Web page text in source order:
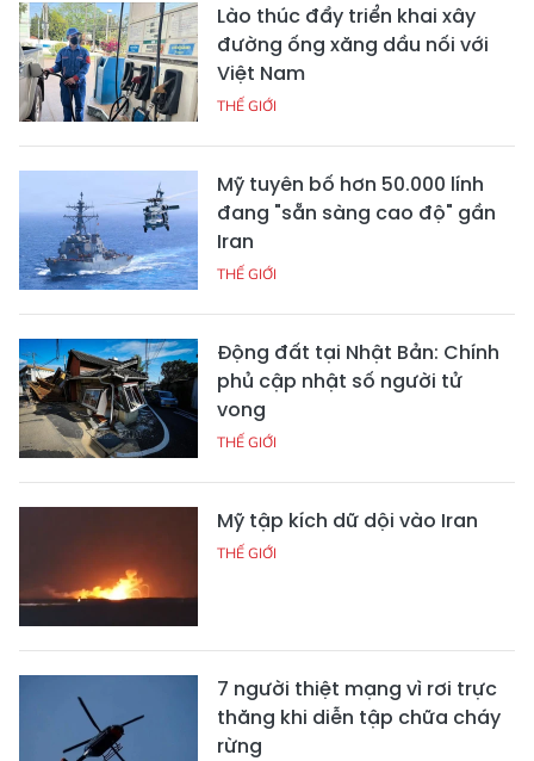
Lào thúc đẩy triển khai xây
đường ống xăng dầu nối với
Việt Nam
THẾ GIỚI
Mỹ tuyên bố hơn 50.000 lính
đang "sẵn sàng cao độ" gần
Iran
THẾ GIỚI
Động đất tại Nhật Bản: Chính
phủ cập nhật số người tử
vong
THẾ GIỚI
Mỹ tập kích dữ dội vào Iran
THẾ GIỚI
7 người thiệt mạng vì rơi trực
thăng khi diễn tập chữa cháy
rừng